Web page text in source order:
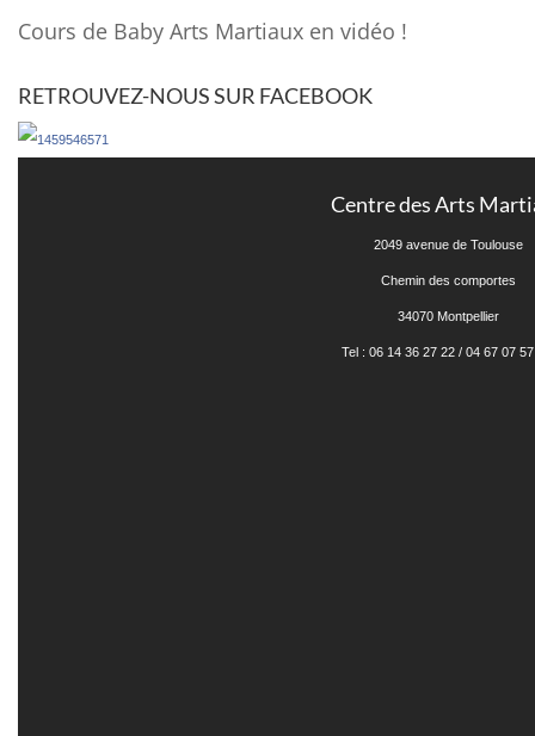
Cours de Baby Arts Martiaux en vidéo !
RETROUVEZ-NOUS SUR FACEBOOK
Centre des Arts
2049 avenue de Toulouse
Chemin des comportes
34070 Montpellier
Tel : 06 14 36 27 22 / 04 67 07